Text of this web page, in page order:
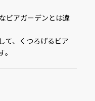
ビアガーデンとは違
て、くつろげるビア